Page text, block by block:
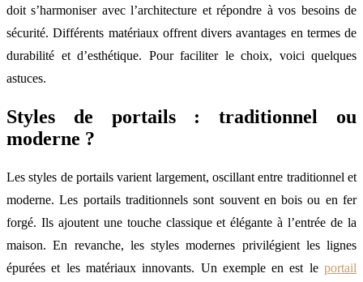
doit s’harmoniser avec l’architecture et répondre à vos besoins de
sécurité. Différents matériaux offrent divers avantages en termes de
durabilité et d’esthétique. Pour faciliter le choix, voici quelques
astuces.
Styles de portails : traditionnel ou
moderne ?
Les styles de portails varient largement, oscillant entre traditionnel et
moderne. Les portails traditionnels sont souvent en bois ou en fer
forgé. Ils ajoutent une touche classique et élégante à l’entrée de la
maison. En revanche, les styles modernes privilégient les lignes
épurées et les matériaux innovants. Un exemple en est le portail